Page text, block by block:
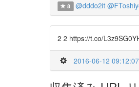
8 @dddo2it
2 2 https://t.co/
2016-06-12 09:12:07